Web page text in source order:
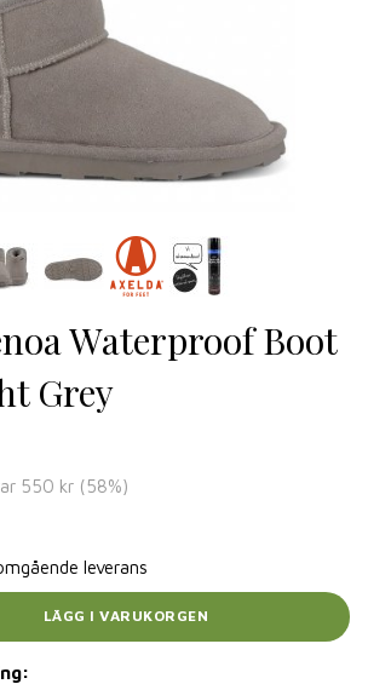
Waterproof Boot
Grey
550 kr (58%)
leverans
LÄGG I VARUKORGEN